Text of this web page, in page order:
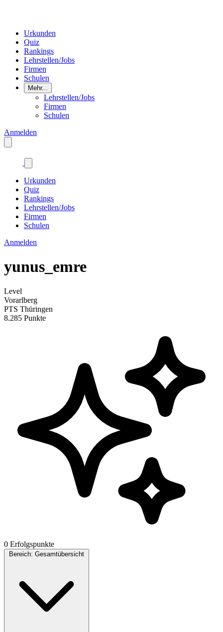
Urkunden
Quiz
Rankings
Lehrstellen/Jobs
Firmen
Schulen
Mehr...
Lehrstellen/Jobs
Firmen
Schulen
Anmelden
Urkunden
Quiz
Rankings
Lehrstellen/Jobs
Firmen
Schulen
Anmelden
yunus_emre
Level
Vorarlberg
PTS Thüringen
8.285 Punkte
0 Erfolgspunkte
Bereich: Gesamtübersicht